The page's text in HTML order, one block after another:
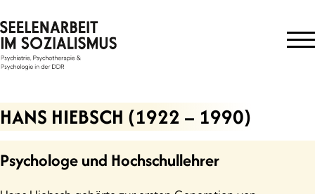
to
content
HANS HIEBSCH (1922 – 1990)
Psychologe und Hochschullehrer